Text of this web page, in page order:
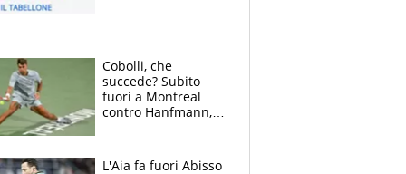
Cobolli, che
succede? Subito
fuori a Montreal
contro Hanfmann,
L'Aia fa fuori Abisso